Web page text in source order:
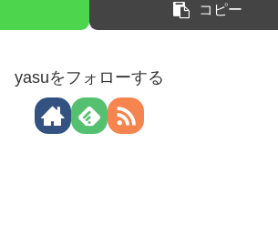
コピー
yasuをフォローする